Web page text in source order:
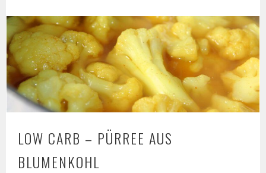
LOW CARB – PÜRREE AUS
BLUMENKOHL